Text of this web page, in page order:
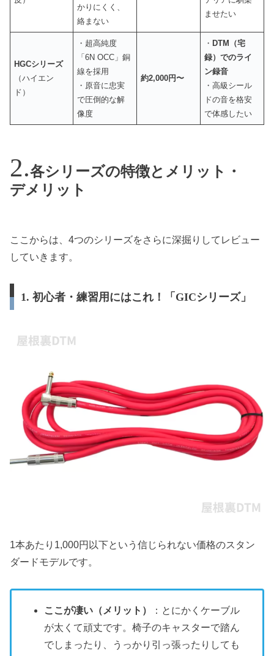
かりにくく、
絡まない
ませたい
HGCシリーズ
（ハイエン
ド）
・超高純度
「6N OCC」銅
線を採用
・原音に忠実
で圧倒的な解
像度
約2,000円〜
・DTM（宅
録）でのライ
ン録音
・高級シール
ドの音を格安
で体感したい
各シリーズの特徴とメリット・
デメリット
ここからは、4つのシリーズをさらに深掘りしてレビュー
していきます。
1. 初心者・練習用にはこれ！「GICシリーズ」
1本あたり1,000円以下という信じられない価格のスタン
ダードモデルです。
ここが凄い（メリット）
：とにかくケーブル
が太くて頑丈です。椅子のキャスターで踏ん
でしまったり、うっかり引っ張ったりしても